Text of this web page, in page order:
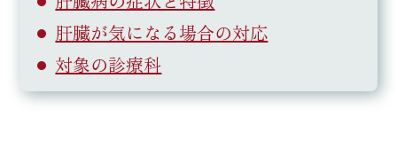
肝臓が気になる場合の対応
対象の診療科